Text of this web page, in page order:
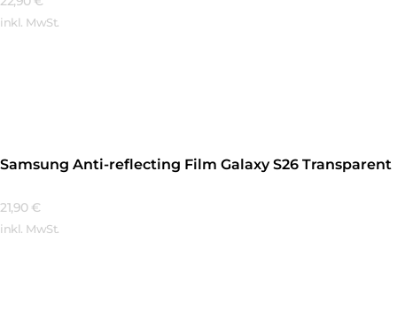
inkl. MwSt.
Samsung Anti-reflecting Film Galaxy S26 Transparent
21,90 €
inkl. MwSt.